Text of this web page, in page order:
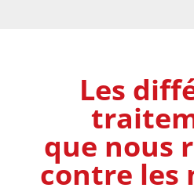
Les
que nous
contre les